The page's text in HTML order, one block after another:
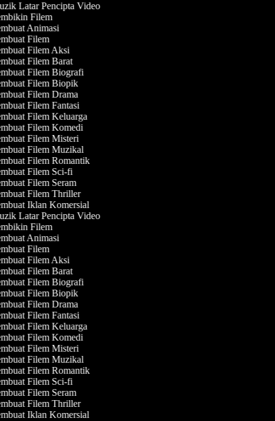
Latar Pencipta Video
Filem
Animasi
Filem
Filem Aksi
Filem Barat
Filem Biografi
Filem Biopik
Filem Drama
Filem Fantasi
Filem Keluarga
Filem Komedi
Filem Misteri
Filem Muzikal
Filem Romantik
Filem Sci-fi
Filem Seram
Filem Thriller
Iklan Komersial
Latar Pencipta Video
Filem
Animasi
Filem
Filem Aksi
Filem Barat
Filem Biografi
Filem Biopik
Filem Drama
Filem Fantasi
Filem Keluarga
Filem Komedi
Filem Misteri
Filem Muzikal
Filem Romantik
Filem Sci-fi
Filem Seram
Filem Thriller
Iklan Komersial